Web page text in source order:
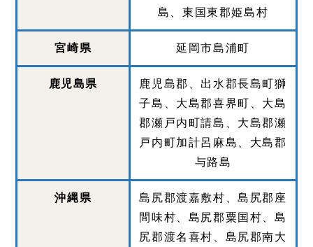
島、東国東郡姫島村
宮崎県 延岡市島浦町
鹿児島県
鹿児島郡、出水郡長島町獅
子島、大島郡喜界町、大島
郡瀬戸内町請島、大島郡瀬
戸内町加計呂麻島、大島郡
与路島
沖縄県
島尻郡渡嘉敷村、島尻郡座
間味村、島尻郡粟国村、島
尻郡渡名喜村、島尻郡南大